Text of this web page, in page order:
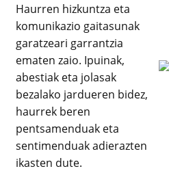
Haurren hizkuntza eta
komunikazio gaitasunak
garatzeari garrantzia
ematen zaio. Ipuinak,
abestiak eta jolasak
bezalako jardueren bidez,
haurrek beren
pentsamenduak eta
sentimenduak adierazten
ikasten dute.